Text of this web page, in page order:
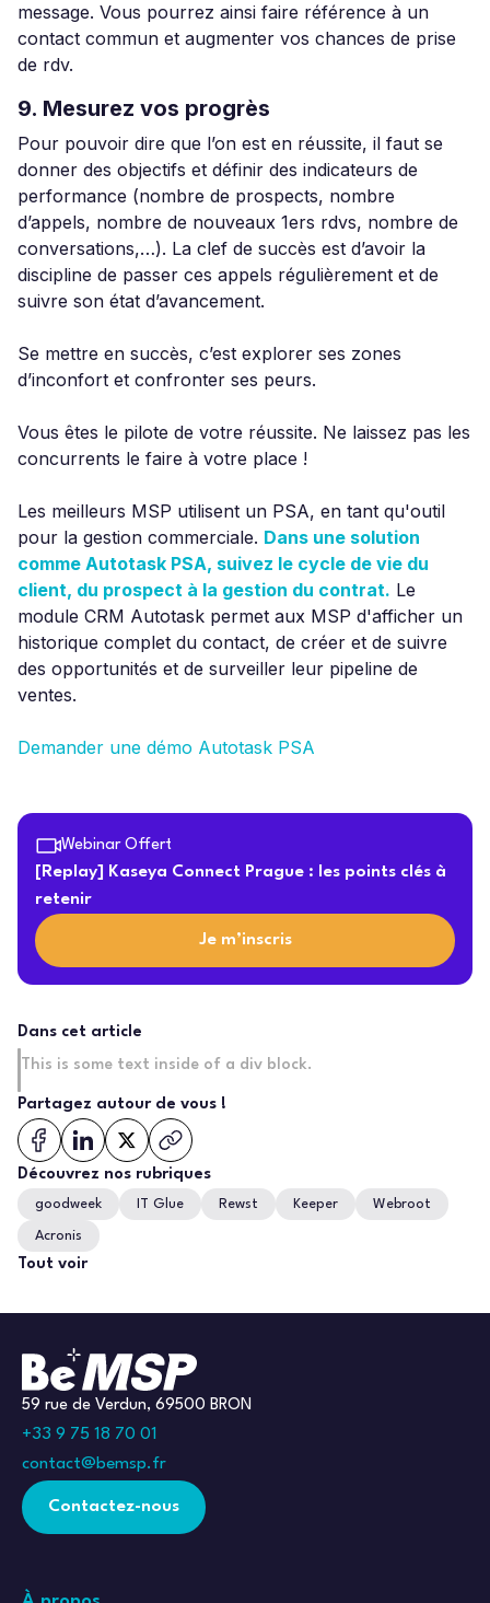
message. Vous pourrez ainsi faire référence à un
contact commun et augmenter vos chances de prise
de rdv.
9. Mesurez vos progrès
Pour pouvoir dire que l’on est en réussite, il faut se
donner des objectifs et définir des indicateurs de
performance (nombre de prospects, nombre
d’appels, nombre de nouveaux 1ers rdvs, nombre de
conversations,…). La clef de succès est d’avoir la
discipline de passer ces appels régulièrement et de
suivre son état d’avancement.
Se mettre en succès, c’est explorer ses zones
d’inconfort et confronter ses peurs.
Vous êtes le pilote de votre réussite. Ne laissez pas les
concurrents le faire à votre place !
Les meilleurs MSP utilisent un PSA, en tant qu'outil
pour la gestion commerciale. Dans une solution
comme Autotask PSA, suivez le cycle de vie du
client, du prospect à la gestion du contrat. Le
module CRM Autotask permet aux MSP d'afficher un
historique complet du contact, de créer et de suivre
des opportunités et de surveiller leur pipeline de
ventes.
Demander une démo Autotask PSA
Webinar Offert
[Replay] Kaseya Connect Prague : les points clés à
retenir
Je m’inscris
Dans cet article
This is some text inside of a div block.
Partagez autour de vous !
Découvrez nos rubriques
goodweek IT Glue Rewst Keeper Webroot
Acronis
Tout voir
59 rue de Verdun, 69500 BRON
+33 9 75 18 70 01
contact@bemsp.fr
Contactez-nous